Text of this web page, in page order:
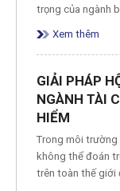
trọng của ngành
Xem thêm
GIẢI PHÁP
NGÀNH TÀI
HIỂM
Trong môi trường
không thể đoán
trên toàn thế giới